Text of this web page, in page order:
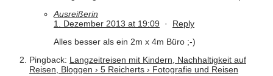
Ausreißerin
1. Dezember 2013 at 19:09 · Reply
Alles besser als ein 2m x 4m Büro ;-)
Pingback: Langzeitreisen mit Kindern, Nachhaltigkeit auf
Reisen, Bloggen › 5 Reicherts › Fotografie und Reisen